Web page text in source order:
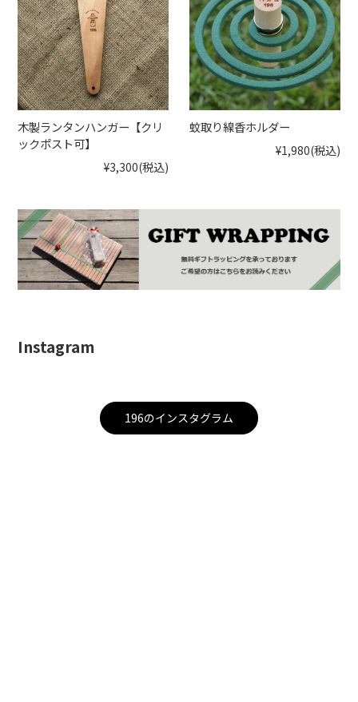
木製ランタンハンガー【クリ
ックポスト可】
¥3,300(税込)
蚊取り線香ホルダー
¥1,980(税込)
Instagram
196のインスタグラム